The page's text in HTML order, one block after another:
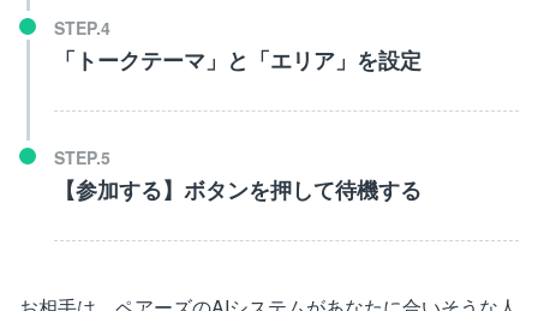
「トークテーマ」と「エリア」を設定
【参加する】ボタンを押して待機する